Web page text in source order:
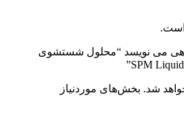
است.
می نویسد “محلول شستشوی
شد. بخش‌های موردنیاز